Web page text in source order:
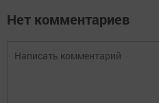
Нет комментариев